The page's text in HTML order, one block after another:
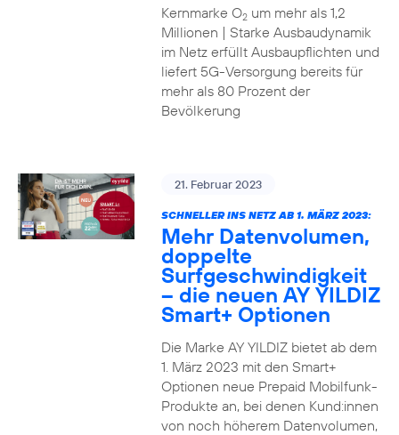
Kernmarke O2um mehr als 1,2
Millionen | Starke Ausbaudynamik
im Netz erfüllt Ausbaupflichten und
liefert 5G-Versorgung bereits für
mehr als 80 Prozent der
Bevölkerung
21. Februar 2023
SCHNELLER INS NETZ AB 1. MÄRZ 2023:
Mehr Datenvolumen,
doppelte
Surfgeschwindigkeit
– die neuen AY YILDIZ
Smart+ Optionen
Die Marke AY YILDIZ bietet ab dem
1. März 2023 mit den Smart+
Optionen neue Prepaid Mobilfunk-
Produkte an, bei denen Kund:innen
von noch höherem Datenvolumen,